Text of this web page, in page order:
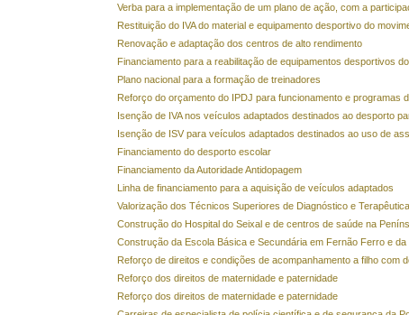
Verba para a implementação de um plano de ação, com a
Restituição do IVA do material e equipamento desportivo do
Renovação e adaptação dos centros de alto rendimento
Financiamento para a reabilitação de equipamentos desportivos
Plano nacional para a formação de treinadores
Reforço do orçamento do IPDJ para funcionamento e programas
Isenção de IVA nos veículos adaptados destinados ao desporto
Isenção de ISV para veículos adaptados destinados ao uso de
Financiamento do desporto escolar
Financiamento da Autoridade Antidopagem
Linha de financiamento para a aquisição de veículos adaptados
Valorização dos Técnicos Superiores de Diagnóstico e Terapêutica
Construção do Hospital do Seixal e de centros de saúde na
Construção da Escola Básica e Secundária em Fernão Ferro e
Reforço de direitos e condições de acompanhamento a filho com
Reforço dos direitos de maternidade e paternidade
Reforço dos direitos de maternidade e paternidade